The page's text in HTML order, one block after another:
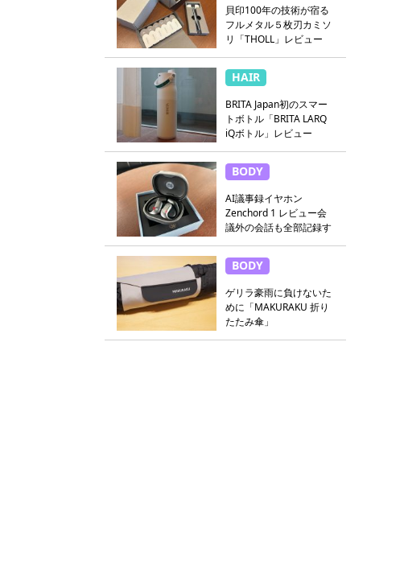
貝印100年の技術が宿る
フルメタル５枚刃カミソ
リ「THOLL」レビュー
HAIR
BRITA Japan初のスマー
トボトル「BRITA LARQ
iQボトル」レビュー
BODY
AI議事録イヤホン
Zenchord 1 レビュー会
議外の会話も全部記録す
BODY
ゲリラ豪雨に負けないた
めに「MAKURAKU 折り
たたみ傘」